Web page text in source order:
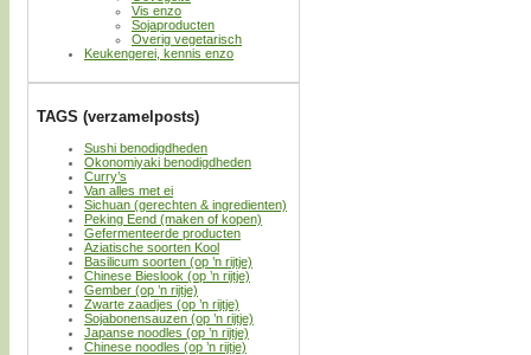
Vis enzo
Sojaproducten
Overig vegetarisch
Keukengerei, kennis enzo
TAGS (verzamelposts)
Sushi benodigdheden
Okonomiyaki benodigdheden
Curry’s
Van alles met ei
Sichuan (gerechten & ingredienten)
Peking Eend (maken of kopen)
Gefermenteerde producten
Aziatische soorten Kool
Basilicum soorten (op ’n rijtje)
Chinese Bieslook (op ’n rijtje)
Gember (op ’n rijtje)
Zwarte zaadjes (op ’n rijtje)
Sojabonensauzen (op ’n rijtje)
Japanse noodles (op ’n rijtje)
Chinese noodles (op ’n rijtje)